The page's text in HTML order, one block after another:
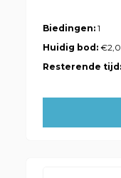
Biedingen: 1
Huidig bod:
Resterende tijd: